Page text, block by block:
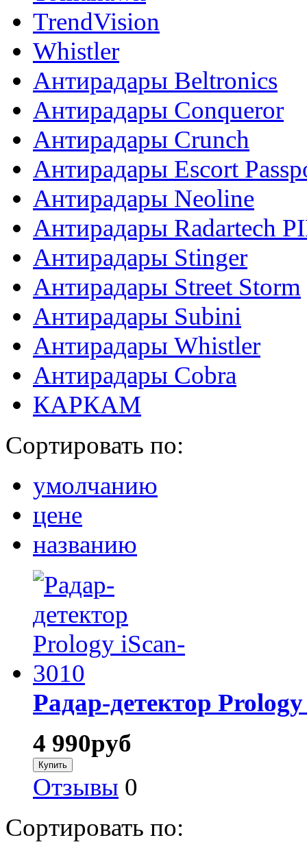
TrendVision
Whistler
Антирадары Beltronics
Антирадары Conqueror
Антирадары Crunch
Антирадары Escort
Антирадары Neoline
Антирадары Radartech
Антирадары Stinger
Антирадары Street Storm
Антирадары Subini
Антирадары Whistler
Антирадары Сobra
КАРКАМ
Сортировать по:
умолчанию
цене
названию
Радар-детектор
4 990руб
Отзывы 0
Сортировать по: